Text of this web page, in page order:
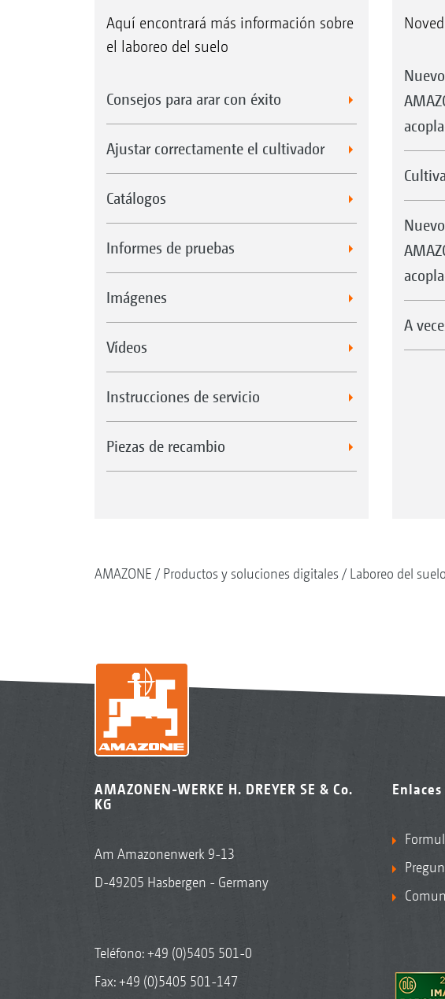
Aquí encontrará más información sobre
el laboreo del suelo
Consejos para arar con éxito
Ajustar correctamente el cultivador
Catálogos
Informes de pruebas
Imágenes
Vídeos
Instrucciones de servicio
Piezas de recambio
A
AMAZONE Productos y soluciones digitales Laboreo del suelo
AMAZONEN-WERKE H. DREYER SE & Co.
KG
Am Amazonenwerk 9-13
D-49205 Hasbergen - Germany
Teléfono:+49 (0)5405 501-0
Fax: +49 (0)5405 501-147